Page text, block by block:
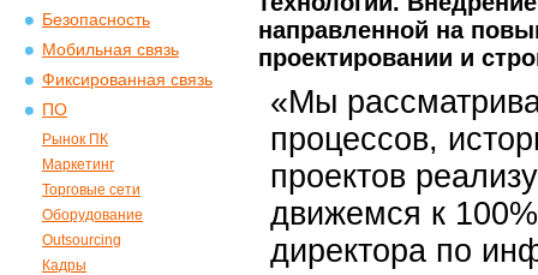
Безопасность
Мобильная связь
Фиксированная связь
ПО
Рынок ПК
Маркетинг
Торговые сети
Оборудование
Outsourcing
Кадры
направленной на
проектировании и
«Мы
процессов,
проектов
движемся к
директора по